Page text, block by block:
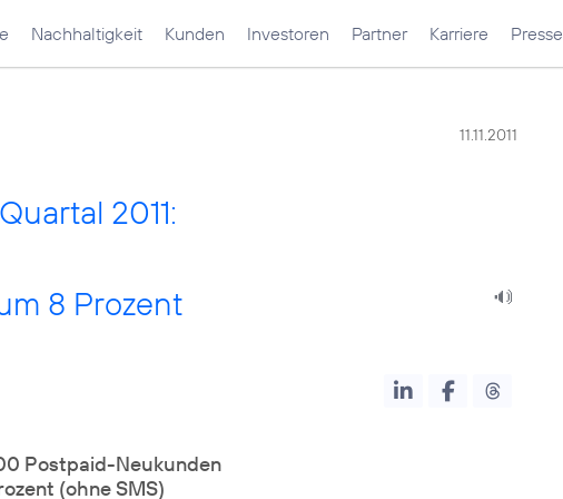
Nachhaltigkeit Kunden Investoren Partner Karriere Presse
11.11.2011
2011:
8 Prozent
Postpaid-Neukunden
(ohne SMS)